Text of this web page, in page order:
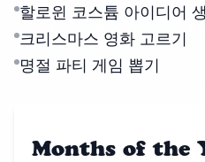
할로윈 코스튬 아이디어
크리스마스 영화 고르기
명절 파티 게임 뽑기
Months of the